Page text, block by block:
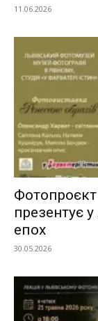
11.06.2026
Фотопроєкт
презентує
епох
30.05.2026